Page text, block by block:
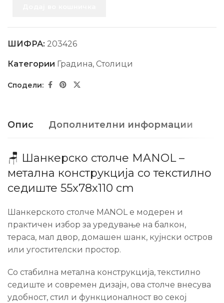
ШИФРА: 203426
Категории Градина, Столици
Опис Дополнителни информации
🪑 Шанкерско столче MANOL –
метална конструкција со текстилно
седиште 55x78x110 cm
Шанкерското столче MANOL е модерен и
практичен избор за уредување на балкон,
тераса, мал двор, домашен шанк, кујнски остров
или угостителски простор.
Со стабилна метална конструкција, текстилно
седиште и современ дизајн, ова столче внесува
удобност, стил и функционалност во секој